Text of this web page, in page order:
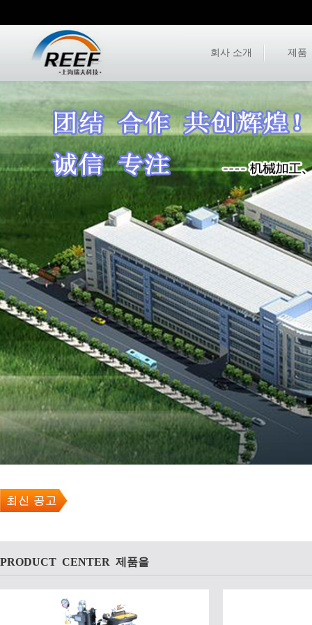
회사 소개 제품
PRODUCT CENTER 제품을